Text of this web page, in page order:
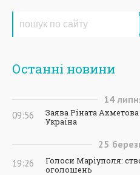
Останні новини
14
09:56
Заява Ріната
Україна
25
19:26
Голоси Маріуполя:
оголошень